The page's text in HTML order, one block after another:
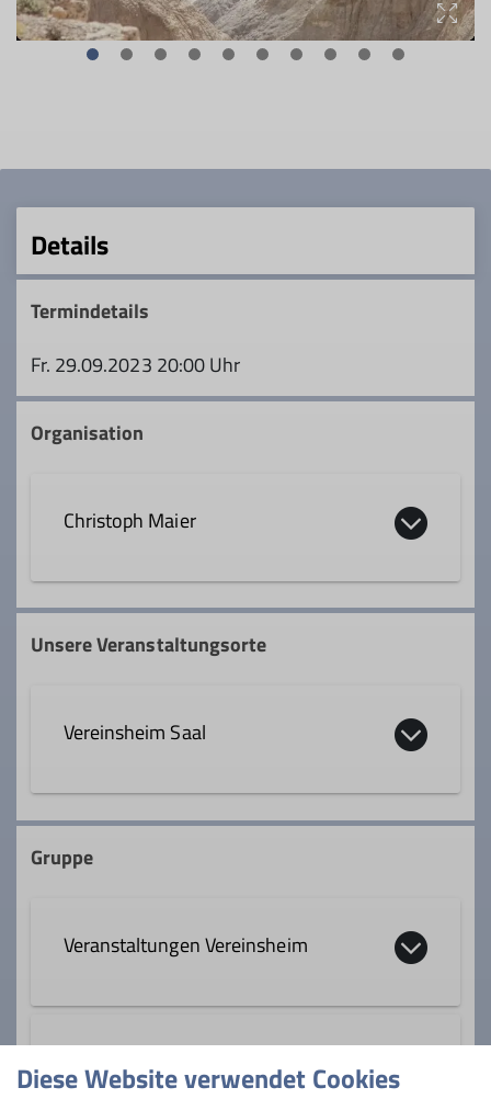
Details
Termindetails
Fr. 29.09.2023 20:00 Uhr
Organisation
Christoph Maier
08193 999901
0172 7431972
christoph.maier@dav-geltendorf.de
Heimwart Vereinsheim
Öffentlichkeitsarbeit
Unsere Veranstaltungsorte
Vereinsheim Saal
Am Sportplatz 2
Gruppe
Veranstaltungen Vereinsheim
Diese Website verwendet Cookies